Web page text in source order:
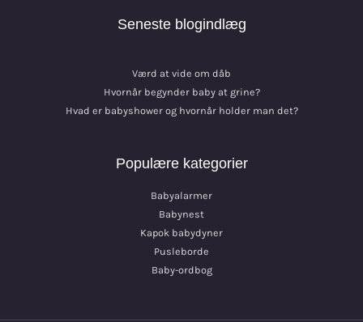
Seneste blogindlæg
Værd at vide om dåb
Hvornår begynder baby at grine?
Hvad er babyshower og hvornår holder man det?
Populære kategorier
Babyalarmer
Babynest
Kapok babydyner
Pusleborde
Baby-ordbog